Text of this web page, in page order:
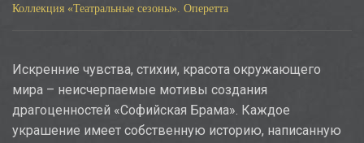
Коллекция «Театральные сезоны». Оперетта
Искренние чувства, стихии, красота окружающего
мира – неисчерпаемые мотивы создания
драгоценностей «Софийская Брама». Каждое
украшение имеет собственную историю, написанную